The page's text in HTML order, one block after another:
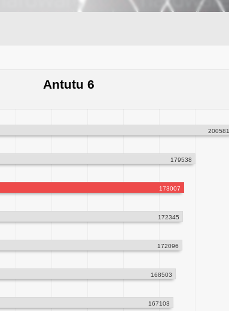
Antutu 6
200581
179538
173007
172345
172096
168503
167103